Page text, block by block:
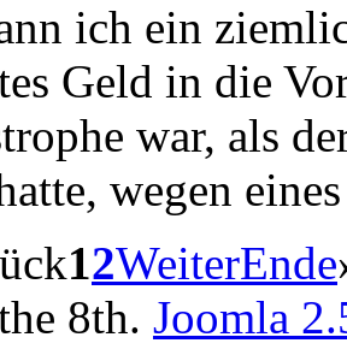
ich ein
Geld in die
war, als
wegen eines
12WeiterEnde
8th. Joomla